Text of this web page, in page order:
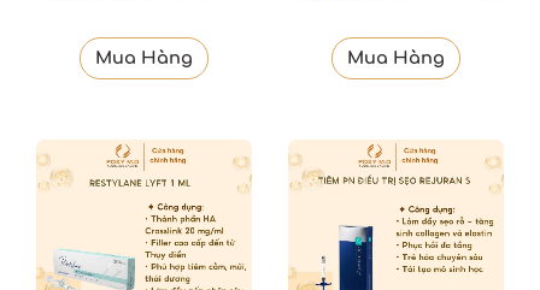
Mua Hàng Mua Hàng